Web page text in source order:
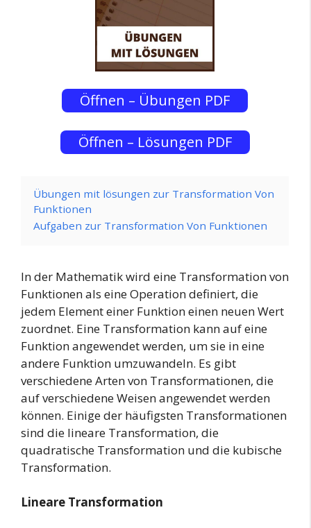
Öffnen – Übungen PDF
Öffnen – Lösungen PDF
Übungen mit lösungen zur Transformation Von
Funktionen
Aufgaben zur Transformation Von Funktionen
In der Mathematik wird eine Transformation von
Funktionen als eine Operation definiert, die
jedem Element einer Funktion einen neuen Wert
zuordnet. Eine Transformation kann auf eine
Funktion angewendet werden, um sie in eine
andere Funktion umzuwandeln. Es gibt
verschiedene Arten von Transformationen, die
auf verschiedene Weisen angewendet werden
können. Einige der häufigsten Transformationen
sind die lineare Transformation, die
quadratische Transformation und die kubische
Transformation.
Lineare Transformation